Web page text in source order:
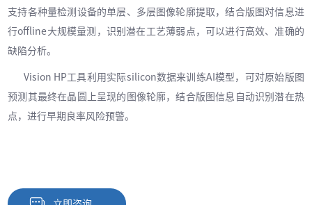
支持各种量检测设备的单层、多层图像轮廓提取，结合版图对信息进
行offline大规模量测，识别潜在工艺薄弱点，可以进行高效、准确的
缺陷分析。
Vision HP工具利用实际silicon数据来训练AI模型，可对原始版图
预测其最终在晶圆上呈现的图像轮廓，结合版图信息自动识别潜在热
点，进行早期良率风险预警。